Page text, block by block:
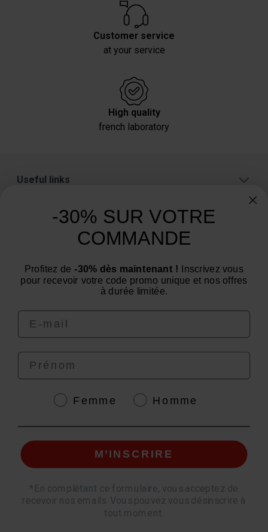
Customer service
at your service
High quality
french laboratory
Useful links
We are at your service from Monday to Friday: from 9
am to 12 pm and from 2 pm to 4 pm
4.6/5
© EAFIT 2026 | Secure Payment | *AFNOR NF EN 17444 Standard. See product
sheet.
Pay securely with
-30% SUR VOTRE
COMMANDE
Profitez de -30% dès maintenant ! Inscrivez vous
pour recevoir votre code promo unique et nos offres
à durée limitée.
Email
Prénom
GenreFemme Homme
M’INSCRIRE
* En complétant ce formulaire, vous acceptez de
recevoir nos emails. Vous pouvez vous désinscrire à
tout moment.